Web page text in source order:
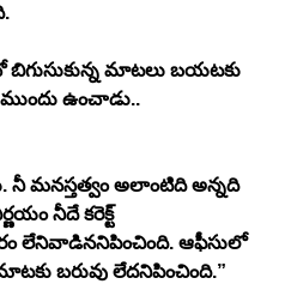
ఉంచాడు..
నీ మనస్తత్వం అలాంటిది అన్నది
నీదే కరెక్ట్
లేనివాడిననిపించింది. ఆఫీసులో
బరువు లేదనిపించింది.”